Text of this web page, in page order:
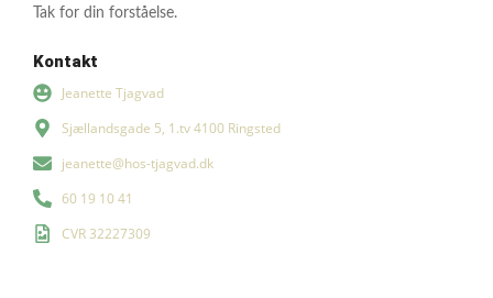
Tak for din forståelse.
Kontakt
Jeanette Tjagvad
Sjællandsgade 5, 1.tv 4100 Ringsted
jeanette@hos-tjagvad.dk
60 19 10 41
CVR 32227309